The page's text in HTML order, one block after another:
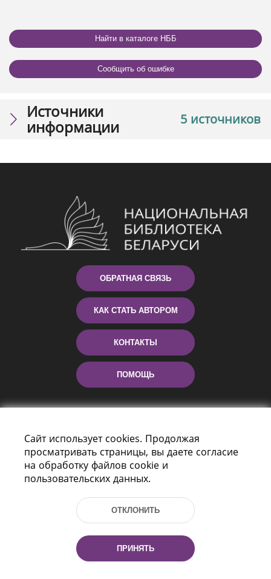
Найти в каталоге НББ
Сообщить об ошибке
5 источников
Источники
информации
ОБРАТНАЯ СВЯЗЬ
КАК СТАТЬ АВТОРОМ
КОНТАКТЫ
ПОМОЩЬ
г. Минск, Республика Беларусь, 220114
Тел.: (+375 17) 368 37 37, Факс: (+375 17)
Эл. почта: inbox@nlb.by
Сайт использует cookies. Продолжая
просматривать страницы, вы даете согласие
на обработку файлов cookie и
пользовательских данных.
ОТКЛОНИТЬ
ПРИНЯТЬ